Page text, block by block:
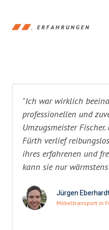
ERFAHRUNGEN
"Ich war wirklich
professionellen und
Umzugsmeister
Fürth verlief
ihres erfahrenen und
kann sie nur
Jürgen
Möbeltransport in